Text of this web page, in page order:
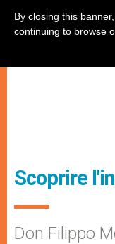
Scoprire
Don Filippo
By closing this
continuing to browse